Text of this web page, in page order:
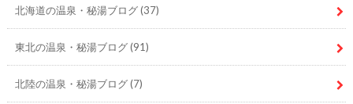
北海道の温泉・秘湯ブログ(37)
東北の温泉・秘湯ブログ(91)
北陸の温泉・秘湯ブログ(7)